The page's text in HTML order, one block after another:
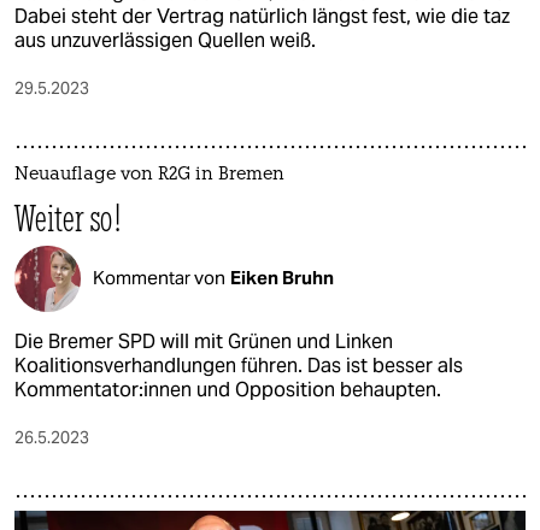
Dabei steht der Vertrag natürlich längst fest, wie die taz
aus unzuverlässigen Quellen weiß.
29.5.2023
Neuauflage von R2G in Bremen
Weiter so!
Kommentar von Eiken Bruhn
Die Bremer SPD will mit Grünen und Linken
Koalitionsverhandlungen führen. Das ist besser als
Kommentator:innen und Opposition behaupten.
26.5.2023